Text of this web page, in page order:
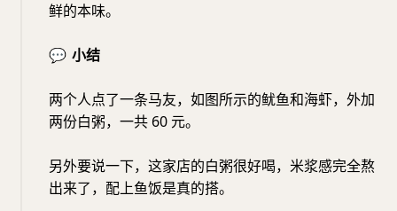
鲜的本味。
💬 小结
两个人点了一条马友，如图所示的鱿鱼和海虾，外加
两份白粥，一共 60 元。
另外要说一下，这家店的白粥很好喝，米浆感完全熬
出来了，配上鱼饭是真的搭。